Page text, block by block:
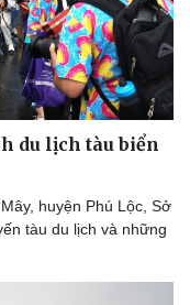
du lịch tàu biển
huyện Phú Lộc, Sở
tàu du lịch và những